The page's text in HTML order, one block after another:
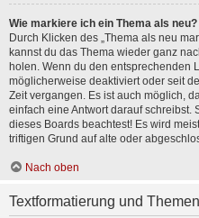
Wie markiere ich ein Thema als neu?
Durch Klicken des „Thema als neu
kannst du das Thema wieder ganz
holen. Wenn du den entsprechenden
möglicherweise deaktiviert oder seit
Zeit vergangen. Es ist auch möglich,
einfach eine Antwort darauf schreibst.
dieses Boards beachtest! Es wird
triftigen Grund auf alte oder
Nach oben
Textformatierung und